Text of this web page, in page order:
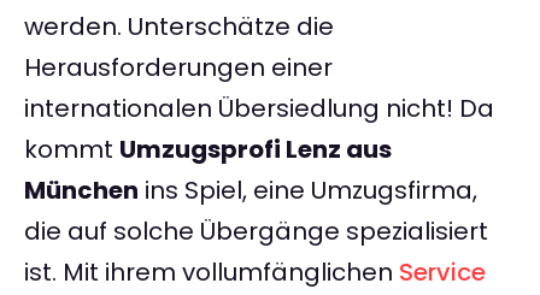
werden. Unterschätze die
Herausforderungen einer
internationalen Übersiedlung nicht! Da
kommt Umzugsprofi Lenz aus
München ins Spiel, eine Umzugsfirma,
die auf solche Übergänge spezialisiert
ist. Mit ihrem vollumfänglichen Service